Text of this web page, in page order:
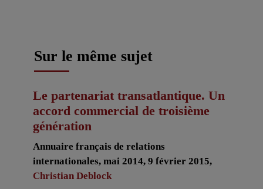
Sur le même sujet
Le partenariat transatlantique. Un
accord commercial de troisième
génération
Annuaire français de relations
internationales, mai 2014, 9 février 2015,
Christian Deblock